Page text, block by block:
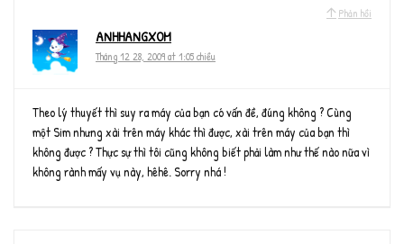
Phản hồi
ANHHANGXOM
Tháng 12 28, 2009 at 1:05 chiều
Theo lý thuyết thì suy ra máy của bạn có vấn đề, đúng không ? Cùng
một Sim nhưng xài trên máy khác thì được, xài trên máy của bạn thì
không được ? Thực sự thì tôi cũng không biết phải làm như thế nào nữa vì
không rành mấy vụ này, hêhê. Sorry nhá !